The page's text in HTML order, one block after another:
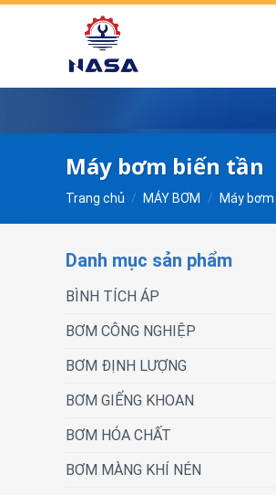
Skip
Máy bơm biến tần
Trang chủ / MÁY BƠM / Máy
Danh mục sản phẩm
BÌNH TÍCH ÁP
BƠM CÔNG NGHIỆP
BƠM ĐỊNH LƯỢNG
BƠM GIẾNG KHOAN
BƠM HÓA CHẤT
BƠM MÀNG KHÍ NÉN